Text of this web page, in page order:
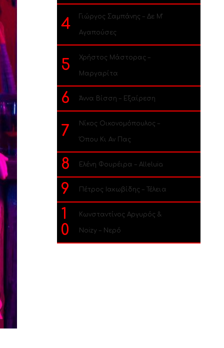
4 Γιώργος Σαμπάνης – Δε Μ’
Αγαπούσες
5 Χρήστος Μάστορας –
Μαργαρίτα
6 Άννα Βίσση – Εξαίρεση
7 Νίκος Οικονομόπουλος –
Όπου Κι Αν Πας
8 Ελένη Φουρέιρα – Alleluia
9 Πέτρος Ιακωβίδης – Τέλεια
1
0
Κωνσταντίνος Αργυρός &
Noizy – Νερό